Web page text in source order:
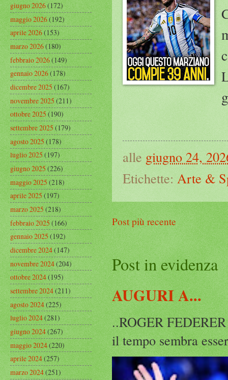
alle giugno 24,
Etichette: Arte &
Post più recente
Post in evidenza
AUGURI A...
..ROGER
il tempo sembra
giugno 2026(172)
maggio 2026(192)
aprile 2026(153)
marzo 2026(180)
febbraio 2026(149)
gennaio 2026(178)
dicembre 2025(167)
novembre 2025(211)
ottobre 2025(190)
settembre 2025(179)
agosto 2025(178)
luglio 2025(197)
giugno 2025(226)
maggio 2025(218)
aprile 2025(197)
marzo 2025(218)
febbraio 2025(166)
gennaio 2025(192)
dicembre 2024(147)
novembre 2024(204)
ottobre 2024(195)
settembre 2024(211)
agosto 2024(225)
luglio 2024(281)
giugno 2024(267)
maggio 2024(220)
aprile 2024(257)
marzo 2024(251)